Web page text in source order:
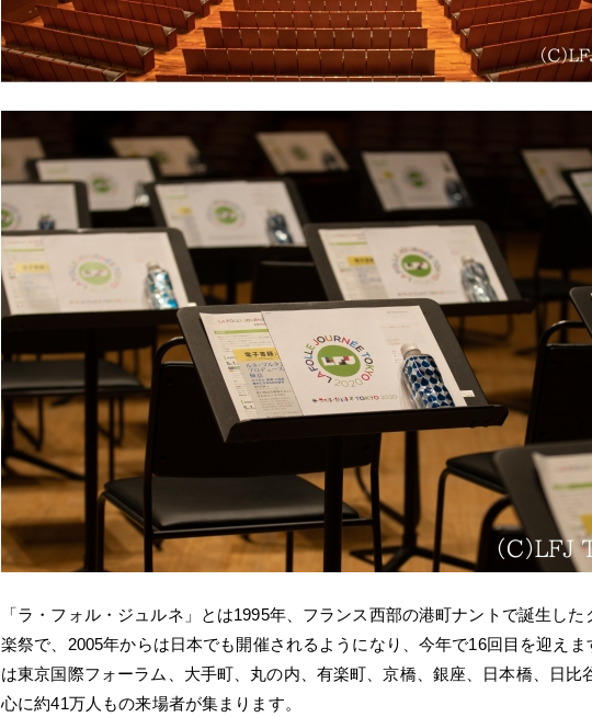
「ラ・フォル・ジュルネ」とは1995年、フランス西部の港町ナントで誕生した
楽祭で、2005年からは日本でも開催されるようになり、今年で16回目を迎えま
は東京国際フォーラム、大手町、丸の内、有楽町、京橋、銀座、日本橋、日比
心に約41万人もの来場者が集まります。